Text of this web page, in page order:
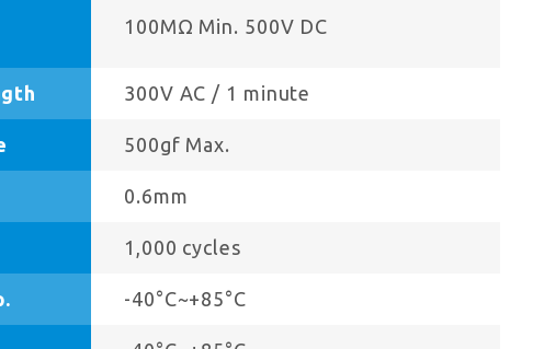
100MΩ Min. 500V DC
300V AC / 1 minute
500gf Max.
0.6mm
1,000 cycles
-40°C~+85°C